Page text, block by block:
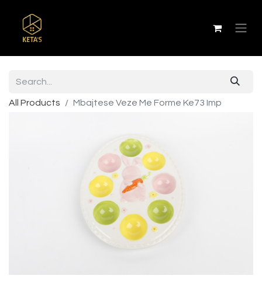
All Products Mbajtese Veze Me Forme Ke73 Imp